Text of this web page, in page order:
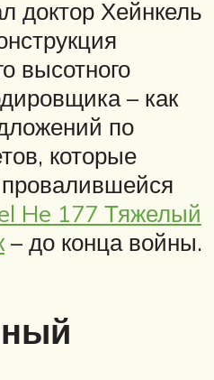
доктор Хейнкель
высотного
– как
по
которые
He 177 Тяжелый
– до конца войны.